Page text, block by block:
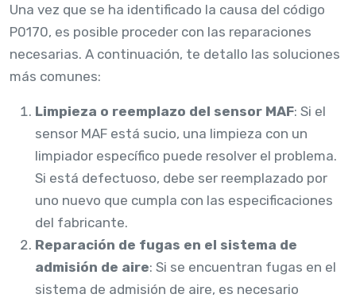
Una vez que se ha identificado la causa del código
P0170, es posible proceder con las reparaciones
necesarias. A continuación, te detallo las soluciones
más comunes:
Limpieza o reemplazo del sensor MAF: Si el
sensor MAF está sucio, una limpieza con un
limpiador específico puede resolver el problema.
Si está defectuoso, debe ser reemplazado por
uno nuevo que cumpla con las especificaciones
del fabricante.
Reparación de fugas en el sistema de
admisión de aire: Si se encuentran fugas en el
sistema de admisión de aire, es necesario